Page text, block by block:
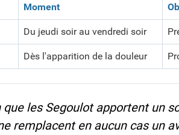
Moment
Du jeudi soir au vendredi soir
Dès l'apparition de la douleur
les Segoulot apportent un
remplacent en aucun cas un